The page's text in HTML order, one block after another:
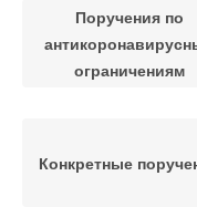
Поручения по
ограничениям
Конкретные